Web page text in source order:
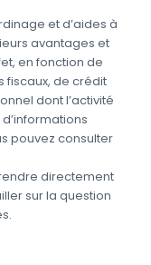
et d’aides à
avantages et
en fonction de
fiscaux, de crédit
dont l’activité
pouvez consulter
directement
sur la question